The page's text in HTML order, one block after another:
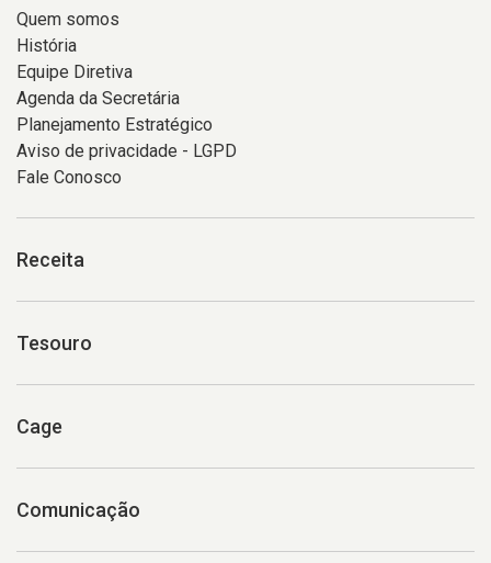
Quem somos
História
Equipe Diretiva
Agenda da Secretária
Planejamento Estratégico
Aviso de privacidade - LGPD
Fale Conosco
Receita
Tesouro
Cage
Comunicação